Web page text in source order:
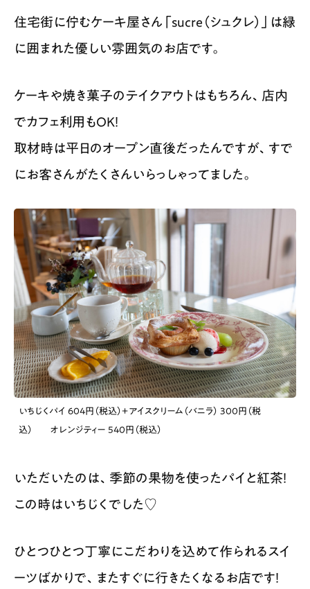
住宅街に佇むケーキ屋さん「sucre（シュクレ）」は緑
に囲まれた優しい雰囲気のお店です。
ケーキや焼き菓子のテイクアウトはもちろん、店内
でカフェ利用もOK！
取材時は平日のオープン直後だったんですが、すで
にお客さんがたくさんいらっしゃってました。
いちじくパイ 604円（税込）＋アイスクリーム（バニラ） 300円（税
込） オレンジティー 540円（税込）
いただいたのは、季節の果物を使ったパイと紅茶！
この時はいちじくでした♡
ひとつひとつ丁寧にこだわりを込めて作られるスイ
ーツばかりで、またすぐに行きたくなるお店です！